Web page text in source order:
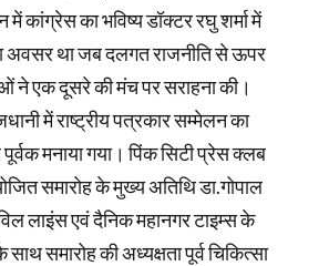
में कांग्रेस का भविष्य डॉक्टर रघु शर्मा में
अवसर था जब दलगत राजनीति से ऊपर
ने एक दूसरे की मंच पर सराहना की।
में राष्ट्रीय पत्रकार सम्मेलन का
मनाया गया। पिंक सिटी प्रेस क्लब
समारोह के मुख्य अतिथि डा.गोपाल
लाइंस एवं दैनिक महानगर टाइम्स के
समारोह की अध्यक्षता पूर्व चिकित्सा